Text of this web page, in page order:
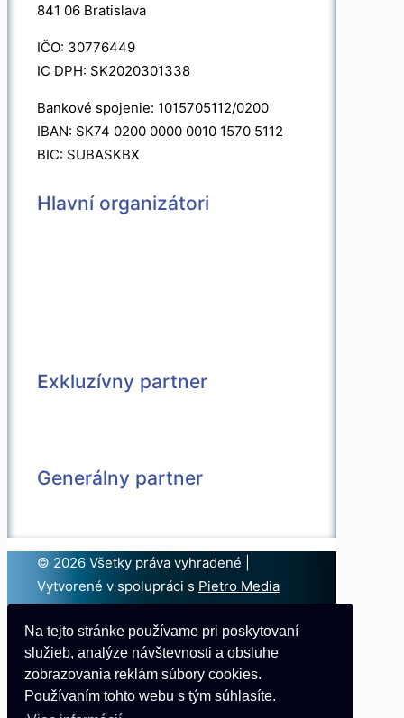
Na tejto stránke používame pri poskytovaní
služieb, analýze návštevnosti a obsluhe
zobrazovania reklám súbory cookies.
Používaním tohto webu s tým súhlasíte.
841 06 Bratislava
IČO: 30776449
IC DPH: SK2020301338
Bankové spojenie: 1015705112/0200
IBAN: SK74 0200 0000 0010 1570 5112
BIC: SUBASKBX
Hlavní organizátori
Exkluzívny partner
Generálny partner
© 2026 Všetky práva vyhradené |
Vytvorené v spolupráci s Pietro Media
Kontakt
Partneri
Podmienky používania
Online nominácia